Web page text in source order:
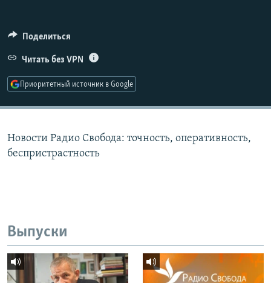
ПОДПИШИТЕСЬ НА РАССЫЛКУ
СОЦИАЛЬНЫЕ СЕТИ
Поделиться
Читать без VPN
Приоритетный источник в Google
Новости Радио Свобода: точность, оперативность,
беспристрастность
Выпуски